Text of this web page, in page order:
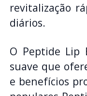
revitalização
diários.
O Peptide Lip
suave que
e benefícios